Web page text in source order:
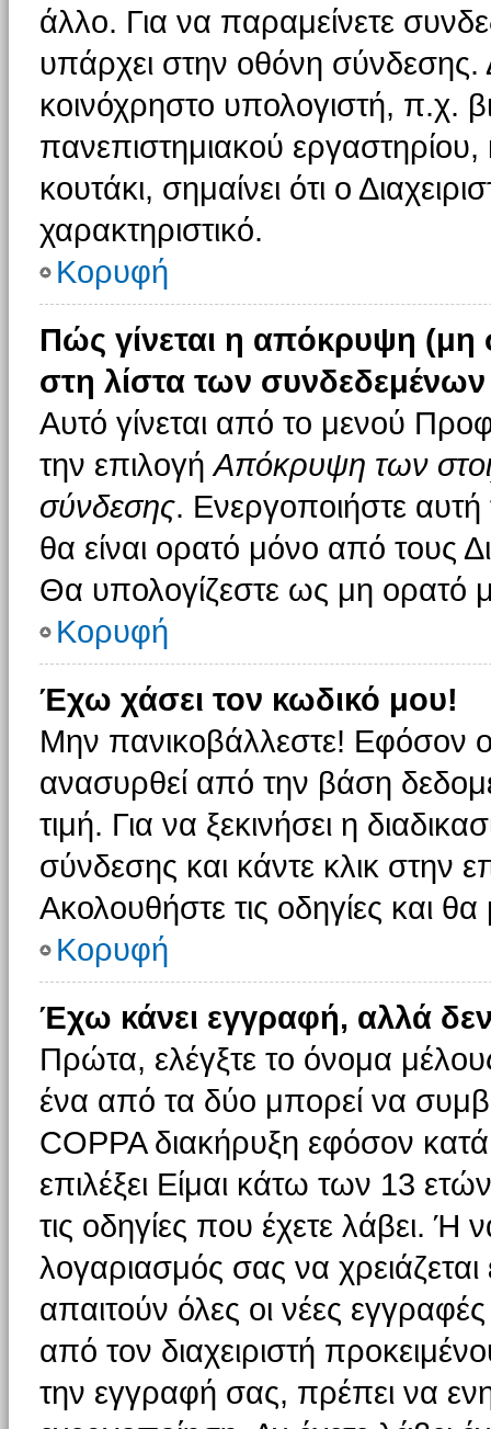
άλλο. Για να παραμείνετε
υπάρχει στην οθόνη σύνδεσης.
κοινόχρηστο υπολογιστή, π.χ.
πανεπιστημιακού
κουτάκι, σημαίνει ότι ο
χαρακτηριστικό.
Κορυφή
Πώς γίνεται η απόκρυψη
στη λίστα των
Αυτό γίνεται από το μενού
την επιλογήΑπόκρυψη των
σύνδεσης. Ενεργοποιήστε
θα είναι ορατό μόνο από τους
Θα υπολογίζεστε ως μη ορατό
Κορυφή
Έχω χάσει τον κωδικό μου!
Μην πανικοβάλλεστε! Εφόσον
ανασυρθεί από την βάση
τιμή. Για να ξεκινήσει η
σύνδεσης και κάντε κλικ στην
Ακολουθήστε τις οδηγίες και
Κορυφή
Έχω κάνει εγγραφή, αλλά
Πρώτα, ελέγξτε το όνομα
ένα από τα δύο μπορεί να
COPPA διακήρυξη εφόσον κατά
επιλέξει Είμαι κάτω των 13
τις οδηγίες που έχετε λάβει. Ή
λογαριασμός σας να
απαιτούν όλες οι νέες
από τον διαχειριστή
την εγγραφή σας, πρέπει να